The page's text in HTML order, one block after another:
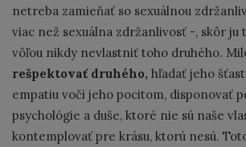
netreba zamieňať so sexuálnou
viac než sexuálna zdržanlivosť -, skôr ju
vôľou nikdy nevlastniť toho druhého.
rešpektovať druhého, hľadať jeho
empatiu voči jeho pocitom, disponovať
psychológie a duše, ktoré nie sú naše
kontemplovať pre krásu, ktorú nesú.